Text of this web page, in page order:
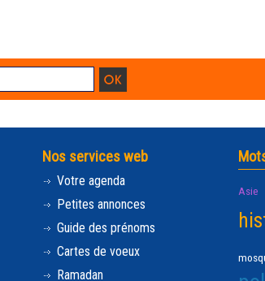
Nos services web
Votre agenda
Petites annonces
Guide des prénoms
Cartes de voeux
Ramadan
Asie